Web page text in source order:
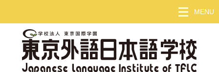
content
MENU